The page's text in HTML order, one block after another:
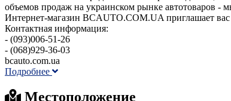
объемов продаж на украинском рынке автотоваров -
Интернет-магазин BCAUTO.COM.UA приглашает вас
Контактная информация:
- (093)006-51-26
- (068)929-36-03
bcauto.com.ua
Подробнее
Местоположение